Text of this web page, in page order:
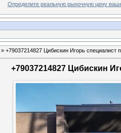
Определите реальную рыночную цену
» +79037214827 Цибискин Игорь специалист
+79037214827 Цибискин